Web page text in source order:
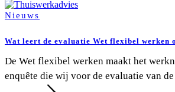
Nieuws
Wat leert de evaluatie Wet flexibel werken
De Wet flexibel werken maakt het
enquête die wij voor de evaluatie van